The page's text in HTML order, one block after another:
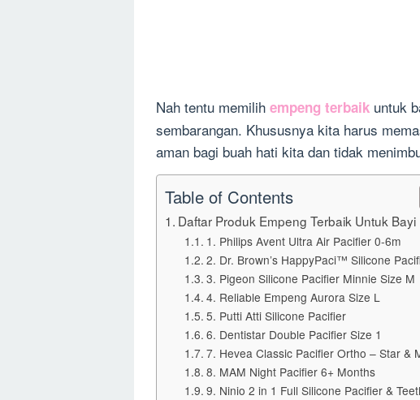
Nah tentu memilih empeng terbaik untuk
sembarangan. Khususnya kita harus
aman bagi buah hati kita dan tidak
Table of Contents
Daftar Produk Empeng Terbaik Untuk Bayi
1. Philips Avent Ultra Air Pacifier 0-6m
2. Dr. Brown’s HappyPaci™ Silicone
3. Pigeon Silicone Pacifier Minnie Size M
4. Reliable Empeng Aurora Size L
5. Putti Atti Silicone Pacifier
6. Dentistar Double Pacifier Size 1
7. Hevea Classic Pacifier Ortho – Star &
8. MAM Night Pacifier 6+ Months
9. Ninio 2 in 1 Full Silicone Pacifier &